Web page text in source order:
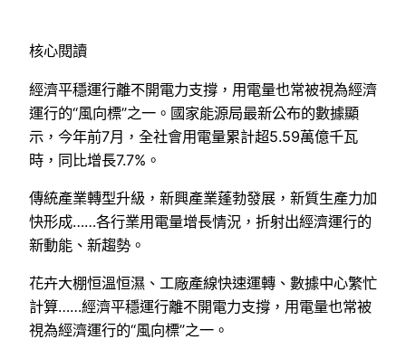
核心閱讀
經濟平穩運行離不開電力支撐，用電量也常被視為經濟
運行的“風向標”之一。國家能源局最新公布的數據顯
示，今年前7月，全社會用電量累計超5.59萬億千瓦
時，同比增長7.7%。
傳統產業轉型升級，新興產業蓬勃發展，新質生產力加
快形成……各行業用電量增長情況，折射出經濟運行的
新動能、新趨勢。
花卉大棚恒溫恒濕、工廠產線快速運轉、數據中心繁忙
計算……經濟平穩運行離不開電力支撐，用電量也常被
視為經濟運行的“風向標”之一。